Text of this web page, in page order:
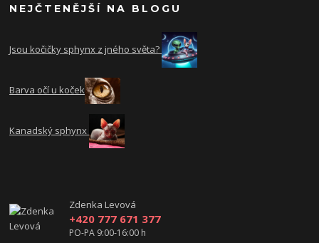
NEJČTENĚJŠÍ NA BLOGU
Jsou kočičky sphynx z jného světa?
Barva očí u koček
Kanadský sphynx
Zdenka Levová
+420 777 671 377
PO-PA 9:00-16:00 h